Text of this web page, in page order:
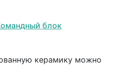
блок
керамику можно